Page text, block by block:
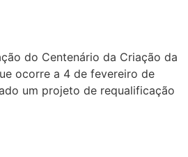
do Centenário da Criação da
ocorre a 4 de fevereiro de
um projeto de requalificação